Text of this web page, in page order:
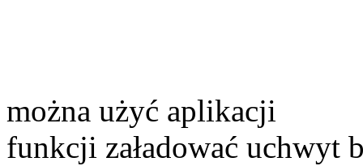
można użyć aplikacji
funkcji załadować uchwyt